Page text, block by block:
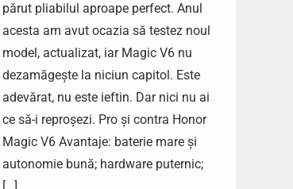
părut pliabilul aproape perfect. Anul
acesta am avut ocazia să testez noul
model, actualizat, iar Magic V6 nu
dezamăgește la niciun capitol. Este
adevărat, nu este ieftin. Dar nici nu ai
ce să-i reproșezi. Pro și contra Honor
Magic V6 Avantaje: baterie mare și
autonomie bună; hardware puternic;